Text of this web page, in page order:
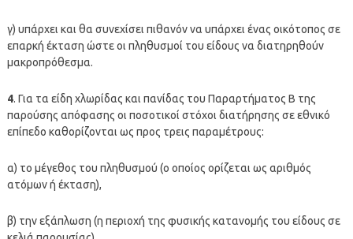
γ) υπάρχει και θα συνεχίσει πιθανόν να υπάρχει ένας οικότοπος σε
επαρκή έκταση ώστε οι πληθυσμοί του είδους να διατηρηθούν
μακροπρόθεσμα.
4. Για τα είδη χλωρίδας και πανίδας του Παραρτήματος Β της
παρούσης απόφασης οι ποσοτικοί στόχοι διατήρησης σε εθνικό
επίπεδο καθορίζονται ως προς τρεις παραμέτρους:
α) το μέγεθος του πληθυσμού (ο οποίος ορίζεται ως αριθμός
ατόμων ή έκταση),
β) την εξάπλωση (η περιοχή της φυσικής κατανομής του είδους σε